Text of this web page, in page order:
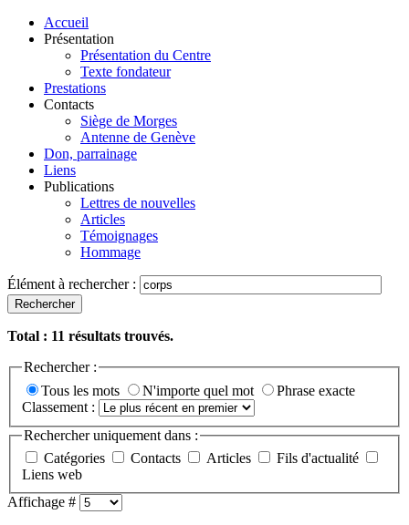
Accueil
Présentation
Présentation du Centre
Texte fondateur
Prestations
Contacts
Siège de Morges
Antenne de Genève
Don, parrainage
Liens
Publications
Lettres de nouvelles
Articles
Témoignages
Hommage
Élément à rechercher :
Rechercher
Total : 11 résultats trouvés.
Rechercher :
Tous les mots
N'importe quel mot
Phrase exacte
Classement :
Rechercher uniquement dans :
Catégories
Contacts Articles
Fils d'actualité
Liens web
Affichage #